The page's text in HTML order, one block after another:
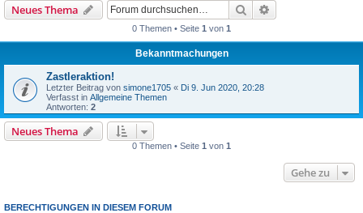
Neues Thema Suche
0 Themen • Seite 1 von 1
Bekanntmachungen
Zastleraktion!
Letzter Beitrag von simone1705 « Di 9. Jun 2020, 20:28
Verfasst in Allgemeine Themen
Antworten: 2
Neues Thema
0 Themen • Seite 1 von 1
Gehe zu
BERECHTIGUNGEN IN DIESEM FORUM